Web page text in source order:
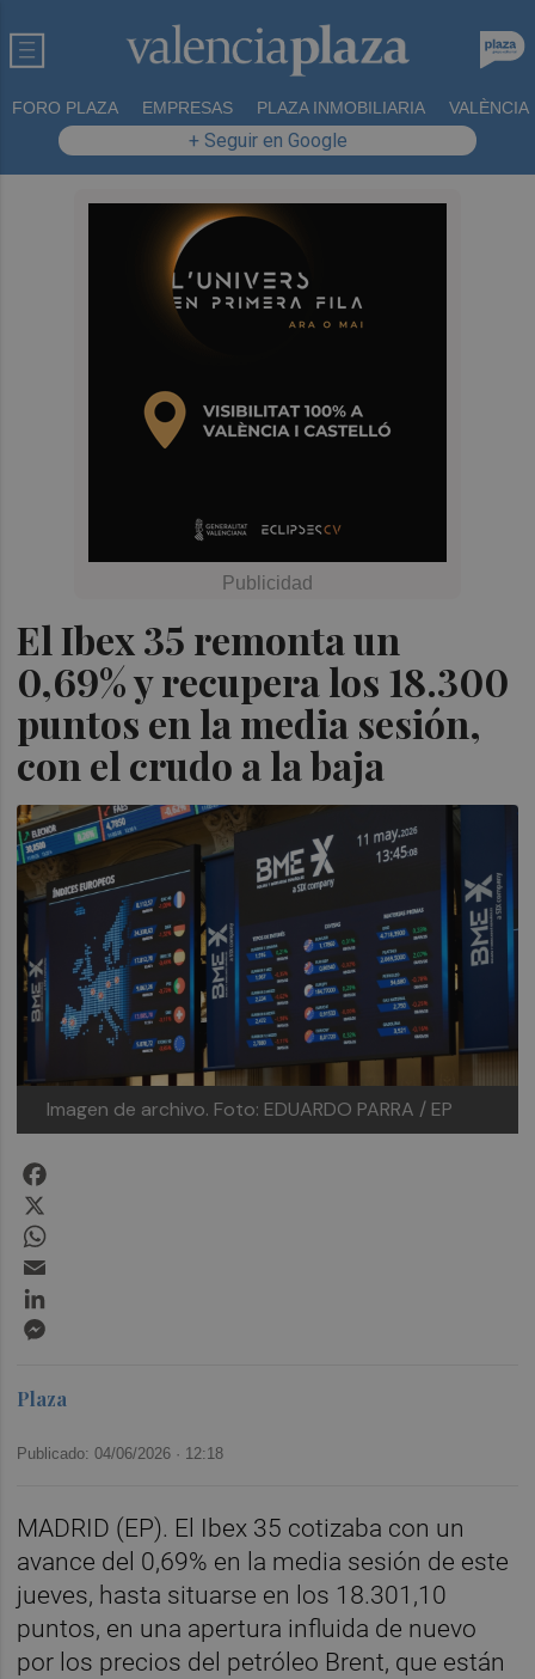
FORO PLAZA EMPRESAS PLAZA INMOBILIARIA VALÈNCIA
+ Seguir en Google
El Ibex 35 remonta un
0,69% y recupera los 18.300
puntos en la media sesión,
con el crudo a la baja
Imagen de archivo. Foto: EDUARDO PARRA / EP
Plaza
Publicado: 04/06/2026 · 12:18
MADRID (EP). El Ibex 35 cotizaba con un
avance del 0,69% en la media sesión de este
jueves, hasta situarse en los 18.301,10
puntos, en una apertura influida de nuevo
por los precios del petróleo Brent, que están